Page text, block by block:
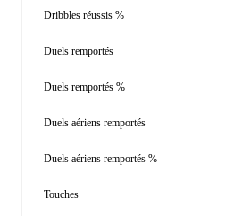
Dribbles réussis %
Duels remportés
Duels remportés %
Duels aériens remportés
Duels aériens remportés %
Touches